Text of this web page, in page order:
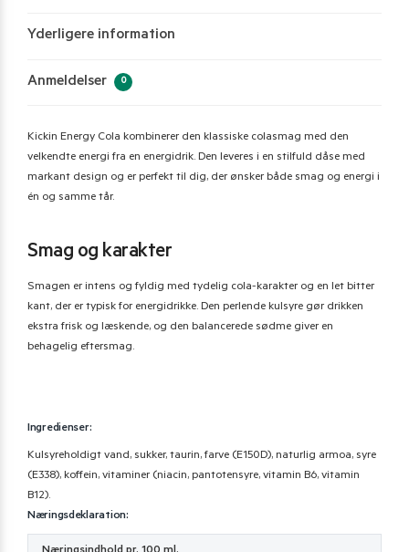
Yderligere information
Anmeldelser 0
Kickin Energy Cola kombinerer den klassiske colasmag med den
velkendte energi fra en energidrik. Den leveres i en stilfuld dåse med
markant design og er perfekt til dig, der ønsker både smag og energi i
én og samme tår.
Smag og karakter
Smagen er intens og fyldig med tydelig cola-karakter og en let bitter
kant, der er typisk for energidrikke. Den perlende kulsyre gør drikken
ekstra frisk og læskende, og den balancerede sødme giver en
behagelig eftersmag.
Ingredienser:
Kulsyreholdigt vand, sukker, taurin, farve (E150D), naturlig armoa, syre
(E338), koffein, vitaminer (niacin, pantotensyre, vitamin B6, vitamin
B12).
Næringsdeklaration: